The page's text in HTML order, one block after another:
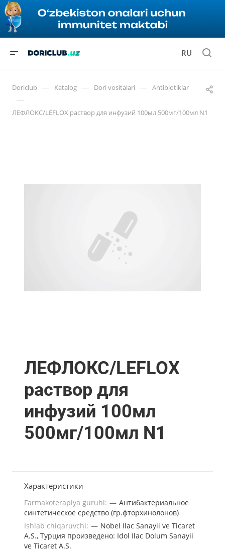
RU
Doriclub — Katalog — Dori vositalari — Antibiotiklar
—
ЛЕФЛОКС/LEFLOX раствор для инфузий 100мл 500мг/100мл N1
ЛЕФЛОКС/LEFLOX
раствор для
инфузий 100мл
500мг/100мл N1
Характеристики
Farmakoterapiya guruhi: — Антибактериальное
синтетическое средство (гр.фторхинолонов)
Ishlab chiqaruvchi: — Nobel Ilac Sanayii ve Ticaret
A.S., Турция произведено: Idol Ilac Dolum Sanayii
ve Ticaret A.S.